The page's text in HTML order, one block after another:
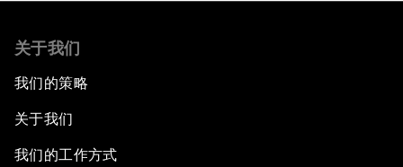
关于我们
我们的策略
关于我们
我们的工作方式